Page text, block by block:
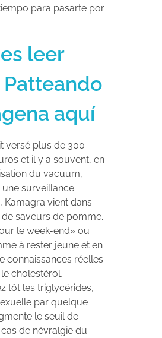
para pasarte por
leer
aquí
versé plus de 300
et il y a souvent, en
du vacuum,
une surveillance
Kamagra vient dans
saveurs de pomme.
le week-end» ou
à rester jeune et en
connaissances réelles
le cholestérol,
tôt les triglycérides,
par quelque
le seuil de
de névralgie du